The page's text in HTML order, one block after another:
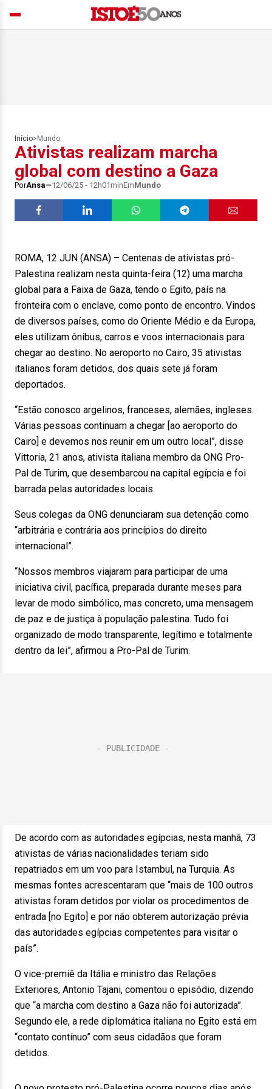
Início> Mundo
Ativistas realizam marcha
global com destino a Gaza
PorAnsa 12/06/25 - 12h01minEmMundo
ROMA, 12 JUN (ANSA) – Centenas de ativistas pró-
Palestina realizam nesta quinta-feira (12) uma marcha
global para a Faixa de Gaza, tendo o Egito, país na
fronteira com o enclave, como ponto de encontro. Vindos
de diversos países, como do Oriente Médio e da Europa,
eles utilizam ônibus, carros e voos internacionais para
chegar ao destino. No aeroporto no Cairo, 35 ativistas
italianos foram detidos, dos quais sete já foram
deportados.
“Estão conosco argelinos, franceses, alemães, ingleses.
Várias pessoas continuam a chegar [ao aeroporto do
Cairo] e devemos nos reunir em um outro local”, disse
Vittoria, 21 anos, ativista italiana membro da ONG Pro-
Pal de Turim, que desembarcou na capital egípcia e foi
barrada pelas autoridades locais.
Seus colegas da ONG denunciaram sua detenção como
“arbitrária e contrária aos princípios do direito
internacional”.
“Nossos membros viajaram para participar de uma
iniciativa civil, pacífica, preparada durante meses para
levar de modo simbólico, mas concreto, uma mensagem
de paz e de justiça à população palestina. Tudo foi
organizado de modo transparente, legítimo e totalmente
dentro da lei”, afirmou a Pro-Pal de Turim.
De acordo com as autoridades egípcias, nesta manhã, 73
ativistas de várias nacionalidades teriam sido
repatriados em um voo para Istambul, na Turquia. As
mesmas fontes acrescentaram que “mais de 100 outros
ativistas foram detidos por violar os procedimentos de
entrada [no Egito] e por não obterem autorização prévia
das autoridades egípcias competentes para visitar o
país”.
O vice-premiê da Itália e ministro das Relações
Exteriores, Antonio Tajani, comentou o episódio, dizendo
que “a marcha com destino a Gaza não foi autorizada”.
Segundo ele, a rede diplomática italiana no Egito está em
“contato contínuo” com seus cidadãos que foram
detidos.